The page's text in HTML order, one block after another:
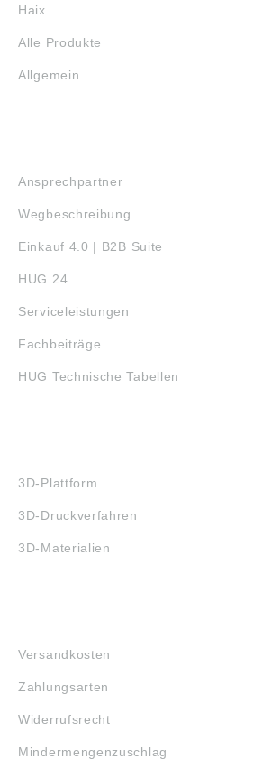
Haix
Alle Produkte
Allgemein
Ansprechpartner
Wegbeschreibung
Einkauf 4.0 | B2B Suite
HUG 24
Serviceleistungen
Fachbeiträge
HUG Technische Tabellen
3D-Plattform
3D-Druckverfahren
3D-Materialien
Versandkosten
Zahlungsarten
Widerrufsrecht
Mindermengenzuschlag